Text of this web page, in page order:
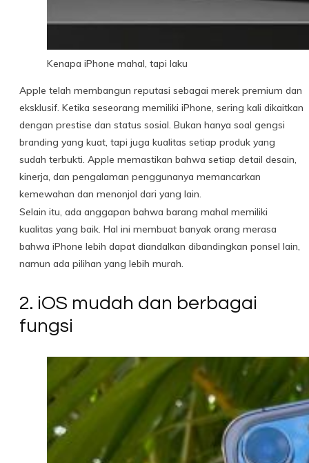
Kenapa iPhone mahal, tapi laku
Apple telah membangun reputasi sebagai merek premium dan
eksklusif. Ketika seseorang memiliki iPhone, sering kali dikaitkan
dengan prestise dan status sosial. Bukan hanya soal gengsi
branding yang kuat, tapi juga kualitas setiap produk yang
sudah terbukti. Apple memastikan bahwa setiap detail desain,
kinerja, dan pengalaman penggunanya memancarkan
kemewahan dan menonjol dari yang lain.
Selain itu, ada anggapan bahwa barang mahal memiliki
kualitas yang baik. Hal ini membuat banyak orang merasa
bahwa iPhone lebih dapat diandalkan dibandingkan ponsel lain,
namun ada pilihan yang lebih murah.
2. iOS mudah dan berbagai
fungsi